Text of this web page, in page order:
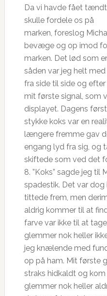
Da vi havde fået
skulle fordele os på
marken, foreslog
bevæge og op imod
marken. Det lød som
såden var jeg helt med
fra side til side og
mit første signal, som
displayet. Dagens
stykke koks var en
længere fremme gav
engang lyd fra sig, og
skiftede som ved det
8. ”Koks” sagde jeg til
spadestik. Det var
tittede frem, men
aldrig kommer til at
farve var ikke til at
glemmer nok heller
jeg knælende med
op på ham. Mit første
straks hidkaldt og kom
glemmer nok heller